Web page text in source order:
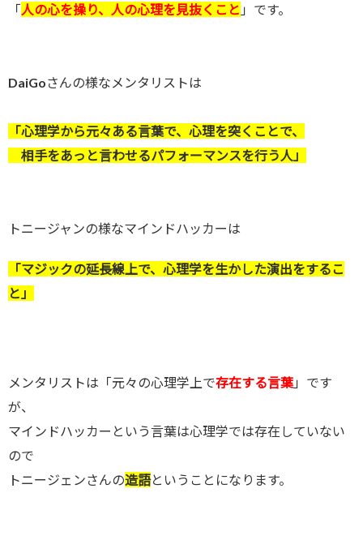
「 人の心を操り、人の心理を見抜くこと 」です。
DaiGoさんの様なメンタリストは
「心理学から元々ある言葉で、心理を突くことで、
相手をあっと言わせるパフォーマンスを行う人」
トニージャンの様なマインドハッカーは
「マジックの延長線上で、心理学を生かした演出をするこ
と」
メンタリストは「元々の心理学上で存在する言葉 」です
が、
マインドハッカーという言葉は心理学では存在していない
ので
トニージェンさんの造語ということになります。